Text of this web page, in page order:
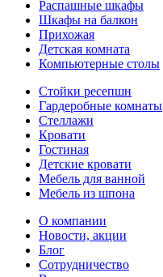
Распашные шкафы
Шкафы на балкон
Прихожая
Детская комната
Компьютерные столы
Стойки ресепшн
Гардеробные комнаты
Стеллажи
Кровати
Гостиная
Детские кровати
Мебель для ванной
Мебель из шпона
О компании
Новости, акции
Блог
Сотрудничество